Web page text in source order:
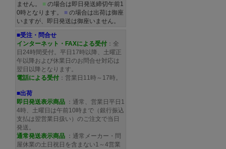
ません。 ■ の場合は即日発送締切午前1
0時となります。 ■ の場合は出荷は御座
いますが、即日発送は御座いません。
■受注・問合せ
インターネット・FAXによる受付 ：全
日24時間受付。平日17時以降、土曜正
午以降および休業日のお問合せ対応は
翌日以降となります。
電話による受付 ：営業日11時～17時。
■出荷
即日発送表示商品 ：通常、営業日平日1
4時、土曜日は午前10時まで（銀行振込
支払は翌営業日扱い）のご注文で当日
発送。
通常発送表示商品 ：通常メーカー・問
屋休業の土日祝日を含まない1～4営業